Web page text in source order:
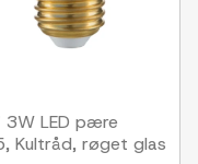
3W LED pære
Kultråd, røget glas